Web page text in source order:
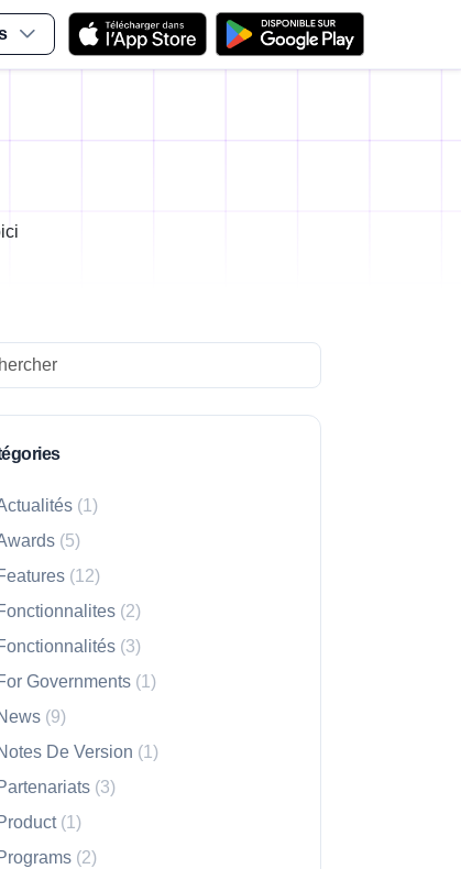
(1)
(5)
(12)
(2)
(3)
Governments (1)
(9)
De Version (1)
(3)
(1)
(2)